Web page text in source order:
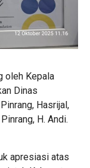
oleh Kepala
Dinas
Hasrijal,
H. Andi.
apresiasi atas